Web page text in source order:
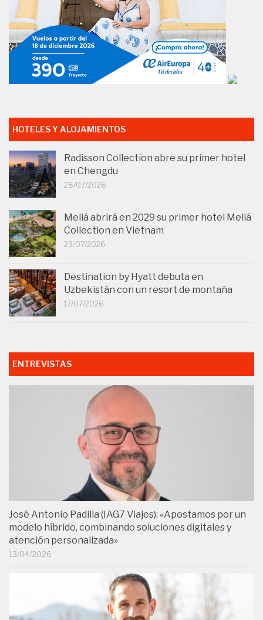
HOTELES Y ALOJAMIENTOS
Radisson Collection abre su primer hotel
en Chengdu
28/07/2026
Meliá abrirá en 2029 su primer hotel Meliá
Collection en Vietnam
23/07/2026
Destination by Hyatt debuta en
Uzbekistán con un resort de montaña
17/07/2026
ENTREVISTAS
José Antonio Padilla (IAG7 Viajes): «Apostamos por un
modelo híbrido, combinando soluciones digitales y
atención personalizada»
13/04/2026